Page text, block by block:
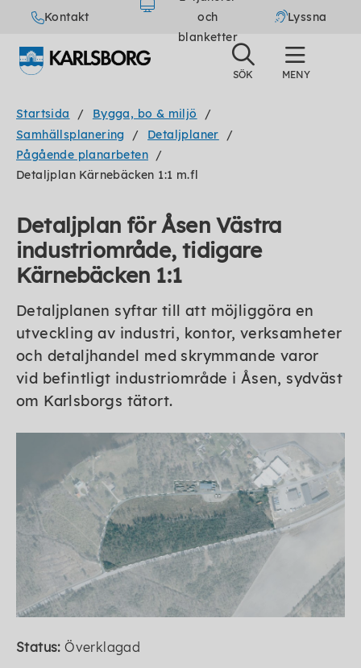
Kontakt
och
blanketter
Lyssna
Startsida
Bygga, bo & miljö
Samhällsplanering
Detaljplaner
Pågående planarbeten
Detaljplan Kärnebäcken 1:1 m.fl
Detaljplan för Åsen Västra
industriområde, tidigare
Kärnebäcken 1:1
Detaljplanen syftar till att möjliggöra en
utveckling av industri, kontor, verksamheter
och detaljhandel med skrymmande varor
vid befintligt industriområde i Åsen, sydväst
om Karlsborgs tätort.
Status: Överklagad